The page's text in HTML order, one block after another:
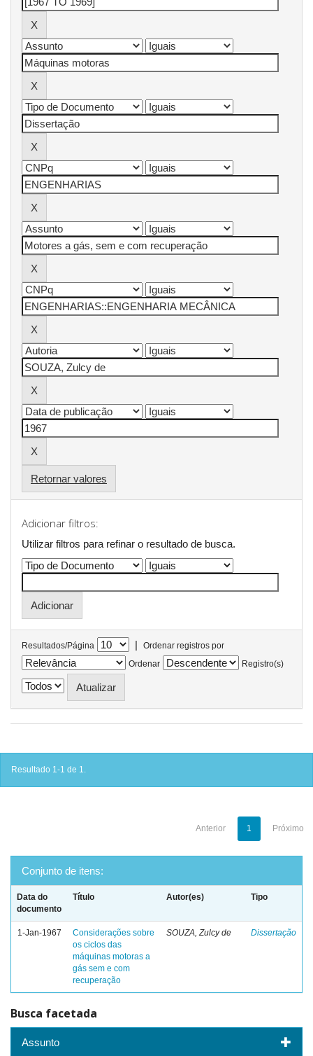
Retornar valores
Adicionar filtros:
Utilizar filtros para refinar o resultado de busca.
Resultados/Página |
Ordenar registros por
Ordenar
Registro(s)
Resultado 1-1 de 1.
Anterior 1 Próximo
Conjunto de itens:
Data do
documento
Título Autor(es) Tipo
1-Jan-1967
Considerações sobre
os ciclos das
máquinas motoras a
gás sem e com
recuperação
SOUZA, Zulcy de Dissertação
Busca facetada
Assunto